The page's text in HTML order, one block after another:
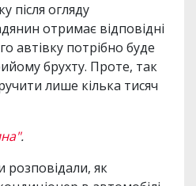
після огляду
отримає відповідні
автівку потрібно буде
брухту. Проте, так
лише кілька тисяч
.
розповідали, як